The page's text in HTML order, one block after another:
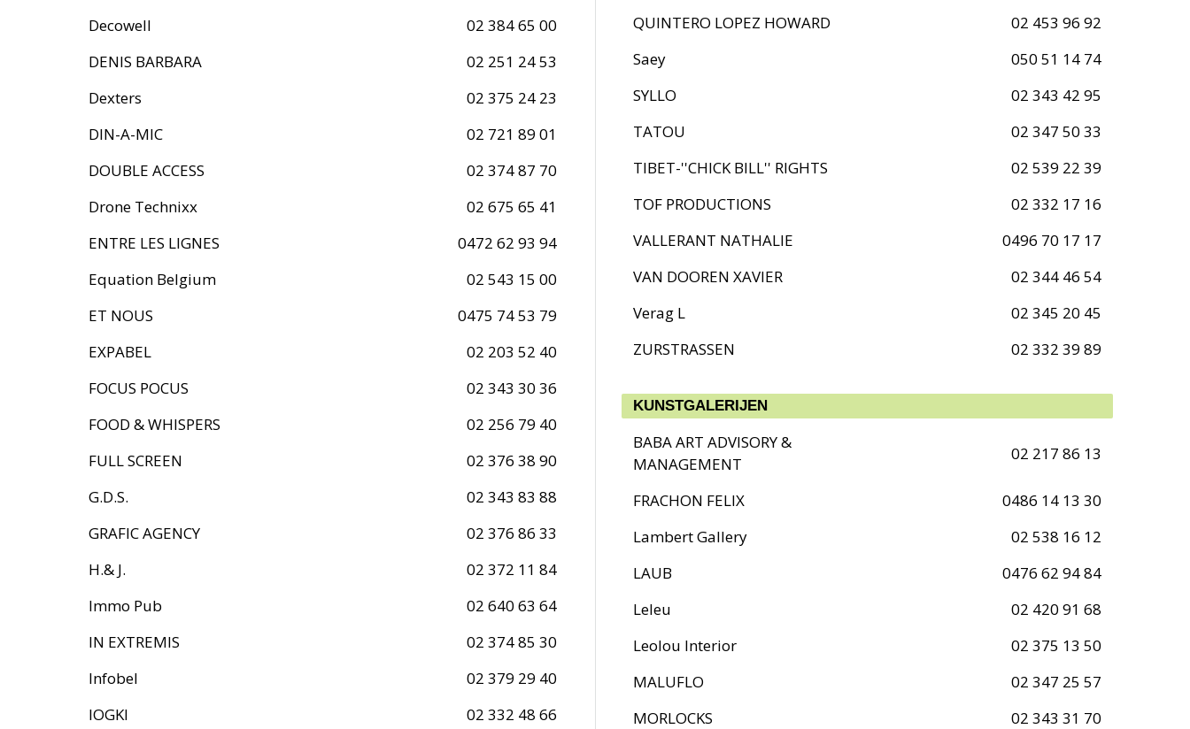
Decowell
02 384 65 00
DENIS BARBARA
02 251 24 53
Dexters
02 375 24 23
DIN-A-MIC
02 721 89 01
DOUBLE ACCESS
02 374 87 70
Drone Technixx
02 675 65 41
ENTRE LES LIGNES
0472 62 93 94
Equation Belgium
02 543 15 00
ET NOUS
0475 74 53 79
EXPABEL
02 203 52 40
FOCUS POCUS
02 343 30 36
FOOD & WHISPERS
02 256 79 40
FULL SCREEN
02 376 38 90
G.D.S.
02 343 83 88
GRAFIC AGENCY
02 376 86 33
H.& J.
02 372 11 84
Immo Pub
02 640 63 64
IN EXTREMIS
02 374 85 30
Infobel
02 379 29 40
IOGKI
02 332 48 66
QUINTERO LOPEZ HOWARD
02 453 96 92
Saey
050 51 14 74
SYLLO
02 343 42 95
TATOU
02 347 50 33
TIBET-''CHICK BILL'' RIGHTS
02 539 22 39
TOF PRODUCTIONS
02 332 17 16
VALLERANT NATHALIE
0496 70 17 17
VAN DOOREN XAVIER
02 344 46 54
Verag L
02 345 20 45
ZURSTRASSEN
02 332 39 89
KUNSTGALERIJEN
BABA ART ADVISORY &
MANAGEMENT
02 217 86 13
FRACHON FELIX
0486 14 13 30
Lambert Gallery
02 538 16 12
LAUB
0476 62 94 84
Leleu
02 420 91 68
Leolou Interior
02 375 13 50
MALUFLO
02 347 25 57
MORLOCKS
02 343 31 70